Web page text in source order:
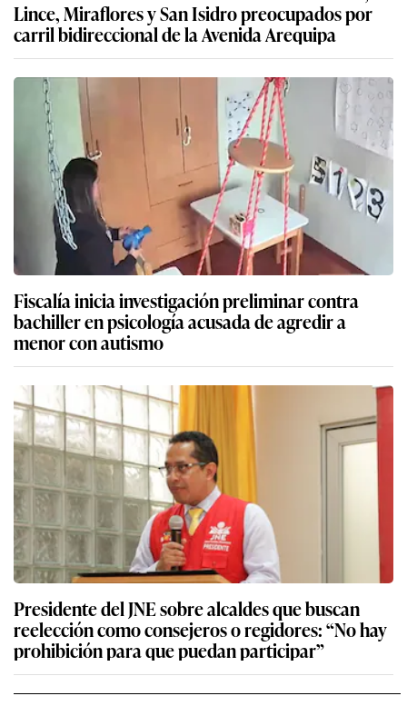
Lince, Miraflores y San Isidro preocupados por
carril bidireccional de la Avenida Arequipa
Fiscalía inicia investigación preliminar contra
bachiller en psicología acusada de agredir a
menor con autismo
Presidente del JNE sobre alcaldes que buscan
reelección como consejeros o regidores: “No hay
prohibición para que puedan participar”